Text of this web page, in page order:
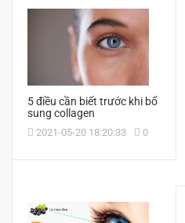
5 điều cần biết trước khi bổ
sung collagen
2021-05-20 18:20:33 0